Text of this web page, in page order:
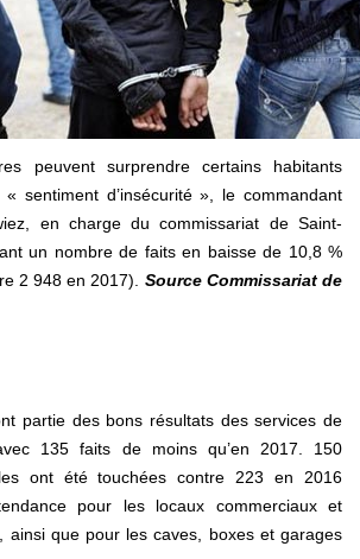
peuvent surprendre certains habitants
sentiment d’insécurité », le commandant
en charge du commissariat de Saint-
un nombre de faits en baisse de 10,8 %
2 948 en 2017). Source Commissariat de
partie des bons résultats des services de
135 faits de moins qu’en 2017. 150
ont été touchées contre 223 en 2016
pour les locaux commerciaux et
ainsi que pour les caves, boxes et garages